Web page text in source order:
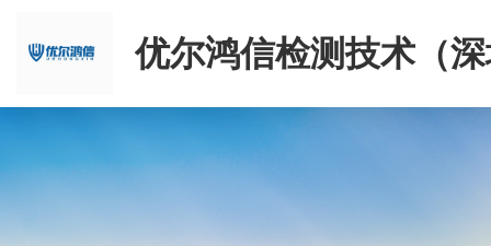
优尔鸿信检测技术（
限公司